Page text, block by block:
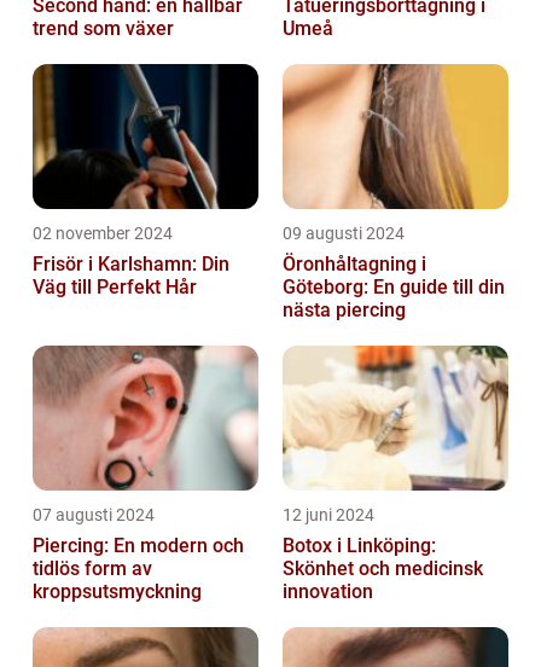
Second hand: en hållbar
trend som växer
Tatueringsborttagning i
Umeå
02 november 2024
Frisör i Karlshamn: Din
Väg till Perfekt Hår
09 augusti 2024
Öronhåltagning i
Göteborg: En guide till din
nästa piercing
07 augusti 2024
Piercing: En modern och
tidlös form av
kroppsutsmyckning
12 juni 2024
Botox i Linköping:
Skönhet och medicinsk
innovation